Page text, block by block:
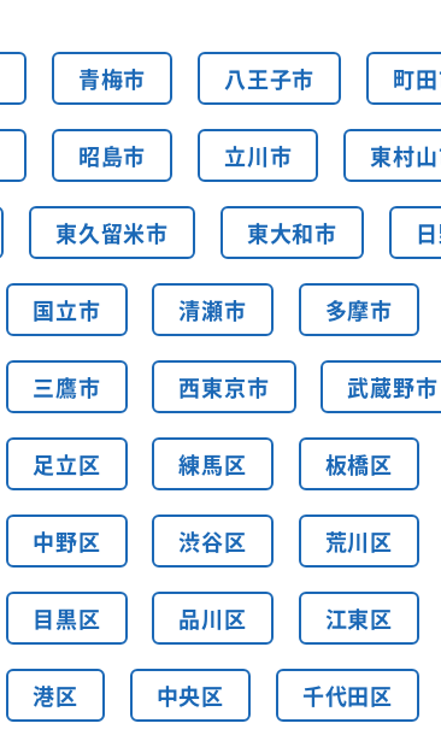
青梅市 八王子市 町
昭島市 立川市 東村
東久留米市 東大和市
国立市 清瀬市 多摩市
三鷹市 西東京市 武蔵野市
足立区 練馬区 板橋区
中野区 渋谷区 荒川区
目黒区 品川区 江東区
港区 中央区 千代田区